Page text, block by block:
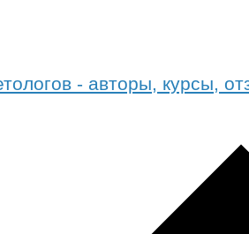
- авторы, курсы,